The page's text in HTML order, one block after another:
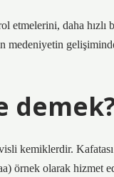
etmelerini, daha hızlı
medeniyetin
kemiklerdir.
örnek olarak hizmet